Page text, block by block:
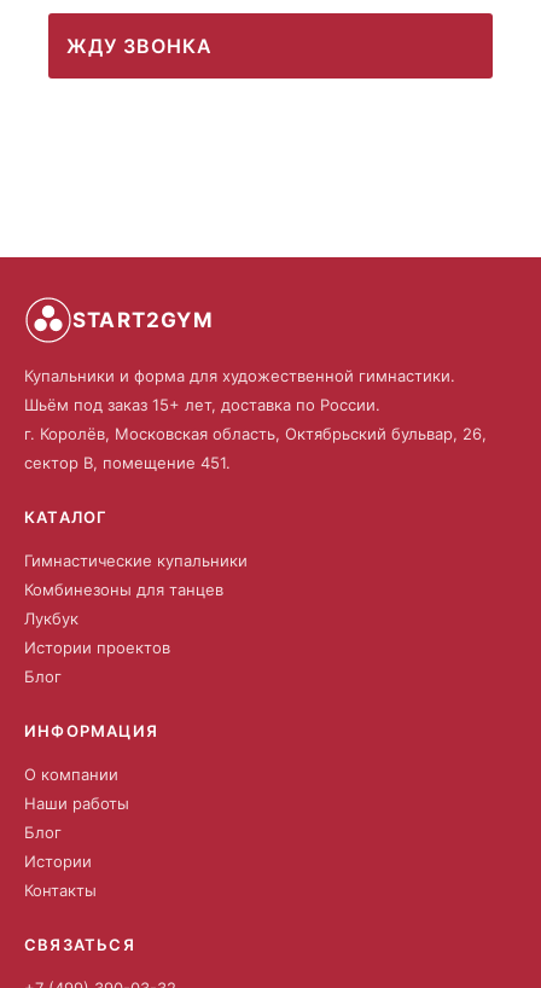
ЖДУ ЗВОНКА
START2GYM
Купальники и форма для художественной гимнастики.
Шьём под заказ 15+ лет, доставка по России.
г. Королёв, Московская область, Октябрьский бульвар, 26,
сектор В, помещение 451.
КАТАЛОГ
Гимнастические купальники
Комбинезоны для танцев
Лукбук
Истории проектов
Блог
ИНФОРМАЦИЯ
О компании
Наши работы
Блог
Истории
Контакты
СВЯЗАТЬСЯ